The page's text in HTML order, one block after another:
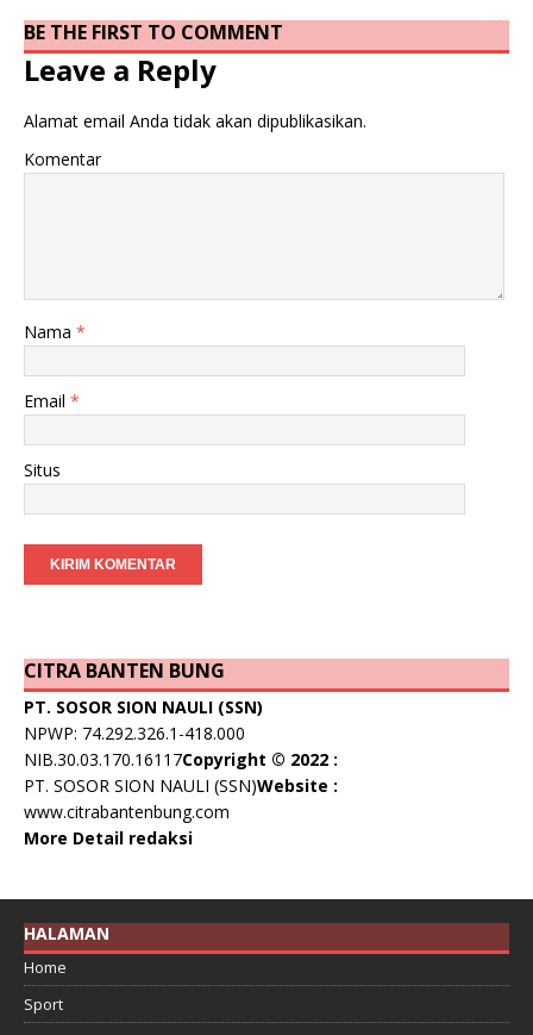
BE THE FIRST TO COMMENT
Leave a Reply
Alamat email Anda tidak akan dipublikasikan.
Komentar
Nama *
Email *
Situs
CITRA BANTEN BUNG
PT. SOSOR SION NAULI (SSN)
NPWP: 74.292.326.1-418.000
NIB.30.03.170.16117Copyright © 2022 :
PT. SOSOR SION NAULI (SSN)Website :
www.citrabantenbung.com
More Detail redaksi
HALAMAN
Home
Sport